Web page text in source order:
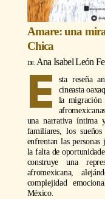
Amare: una
Chica
Ana Isabel León
E
sta reseña
cineasta
la migración
una narrativa íntima
familiares, los
enfrentan las
la falta de
construye una
afromexicana,
complejidad
México.